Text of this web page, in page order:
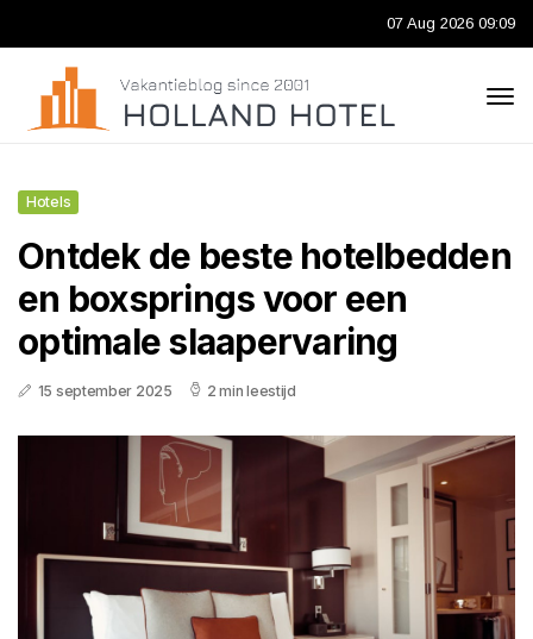
07 Aug 2026 09:09
Hotels
Ontdek de beste hotelbedden
en boxsprings voor een
optimale slaapervaring
15 september 2025 2 min leestijd